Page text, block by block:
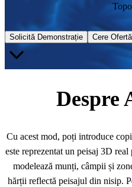
Solicită Demonstrație Cere Ofertă
Despre
Cu acest mod, poți introduce
este reprezentat un peisaj 3D
modelează munți, câmpii și
hărții reflectă peisajul din nisip.